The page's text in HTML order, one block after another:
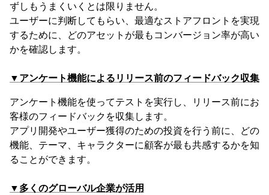
ずしもうまくいくとは限りません。
ユーザーに判断してもらい、最適なストアフロントを実現
するために、どのアセットが最もコンバージョン率が高い
かを確認します。
▼アンケート機能によるリリース前のフィードバック収集
アンケート機能を使ってテストを実行し、リリース前にお
客様のフィードバックを収集します。
アプリ開発やユーザー獲得のための投資を行う前に、どの
機能、テーマ、キャラクターに顧客が最も共感するかを知
ることができます。
▼多くのグローバル企業が活用